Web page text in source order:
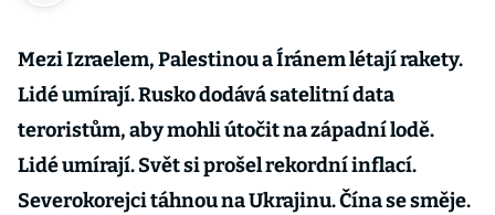
Mezi Izraelem, Palestinou a Íránem létají rakety.
Lidé umírají. Rusko dodává satelitní data
teroristům, aby mohli útočit na západní lodě.
Lidé umírají. Svět si prošel rekordní inflací.
Severokorejci táhnou na Ukrajinu. Čína se směje.